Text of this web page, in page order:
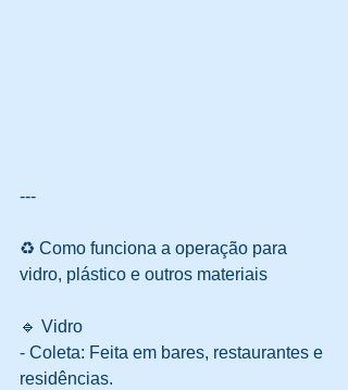
---
♻️ Como funciona a operação para
vidro, plástico e outros materiais
🔹 Vidro
- Coleta: Feita em bares, restaurantes e
residências.